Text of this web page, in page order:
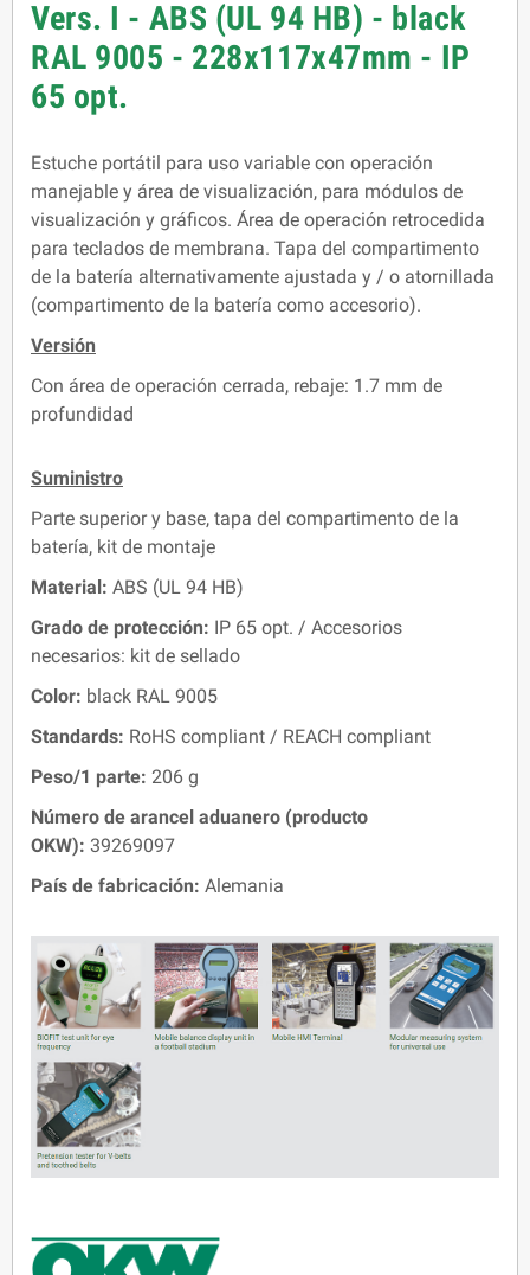
Vers. I - ABS (UL 94 HB) - black
RAL 9005 - 228x117x47mm - IP
65 opt.
Estuche portátil para uso variable con operación
manejable y área de visualización, para módulos de
visualización y gráficos. Área de operación retrocedida
para teclados de membrana. Tapa del compartimento
de la batería alternativamente ajustada y / o atornillada
(compartimento de la batería como accesorio).
Versión
Con área de operación cerrada, rebaje: 1.7 mm de
profundidad
Suministro
Parte superior y base, tapa del compartimento de la
batería, kit de montaje
Material: ABS (UL 94 HB)
Grado de protección: IP 65 opt. / Accesorios
necesarios: kit de sellado
Color: black RAL 9005
Standards: RoHS compliant / REACH compliant
Peso/1 parte: 206 g
Número de arancel aduanero (producto
OKW): 39269097
País de fabricación: Alemania